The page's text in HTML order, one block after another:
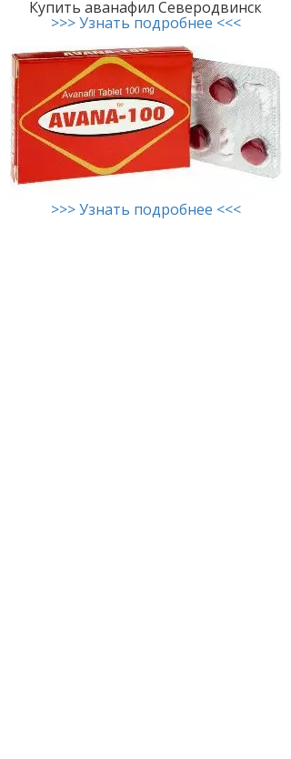
Купить аванафил Северодвинск
>>> Узнать подробнее <<<
>>> Узнать подробнее <<<